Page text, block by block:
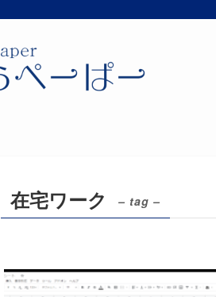
在宅ワーク – tag –